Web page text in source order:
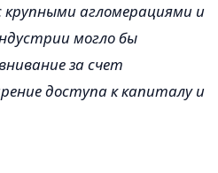
агломерациями и
могло бы
за счет
доступа к капиталу и